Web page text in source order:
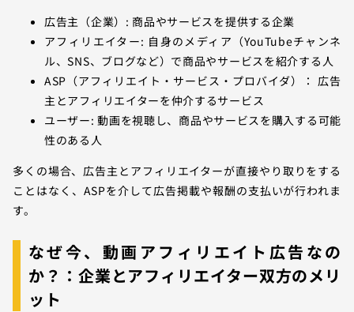
広告主（企業）: 商品やサービスを提供する企業
アフィリエイター: 自身のメディア（YouTubeチャンネ
ル、SNS、ブログなど）で商品やサービスを紹介する人
ASP（アフィリエイト・サービス・プロバイダ）： 広告
主とアフィリエイターを仲介するサービス
ユーザー: 動画を視聴し、商品やサービスを購入する可能
性のある人
多くの場合、広告主とアフィリエイターが直接やり取りをする
ことはなく、ASPを介して広告掲載や報酬の支払いが行われま
す。
なぜ今、動画アフィリエイト広告なの
か？：企業とアフィリエイター双方のメリ
ット